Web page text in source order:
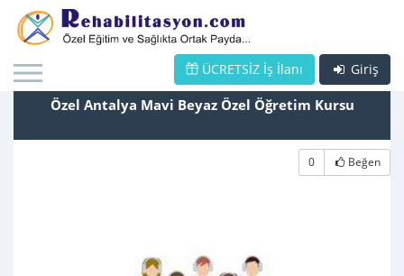
Giriş
ÜCRETSİZ İş İlanı
Özel Antalya Mavi Beyaz Özel Öğretim Kursu
0 Beğen